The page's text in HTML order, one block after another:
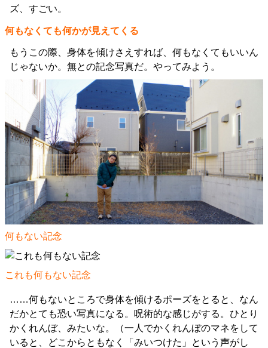
ズ、すごい。
何もなくても何かが見えてくる
もうこの際、身体を傾けさえすれば、何もなくてもいいん
じゃないか。無との記念写真だ。やってみよう。
何もない記念
これも何もない記念
……何もないところで身体を傾けるポーズをとると、なん
だかとても恐い写真になる。呪術的な感じがする。ひとり
かくれんぼ、みたいな。（一人でかくれんぼのマネをして
いると、どこからともなく「みいつけた」という声がし